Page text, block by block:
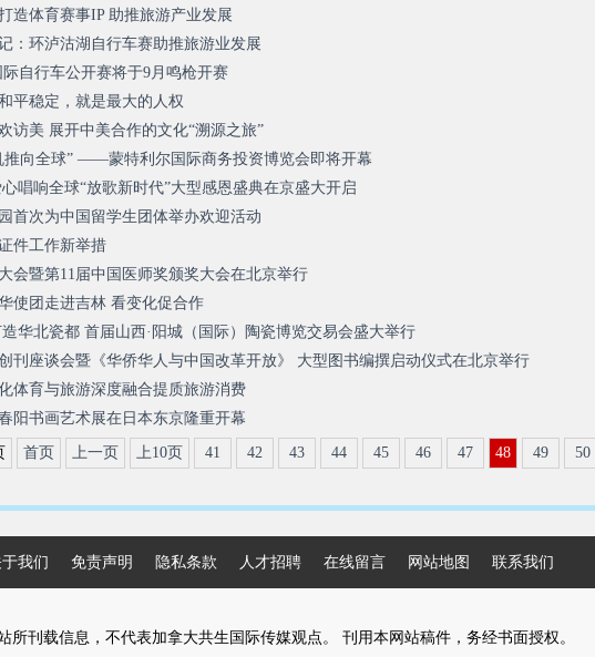
造体育赛事IP 助推旅游产业发展
：环泸沽湖自行车赛助推旅游业发展
际自行车公开赛将于9月鸣枪开赛
平稳定，就是最大的人权
访美 展开中美合作的文化“溯源之旅”
推向全球” ——蒙特利尔国际商务投资博览会即将开幕
唱响全球“放歌新时代”大型感恩盛典在京盛大开启
首次为中国留学生团体举办欢迎活动
件工作新举措
会暨第11届中国医师奖颁奖大会在北京举行
使团走进吉林 看变化促合作
华北瓷都 首届山西·阳城（国际）陶瓷博览交易会盛大举行
刊座谈会暨《华侨华人与中国改革开放》 大型图书编撰启动仪式在北京举行
体育与旅游深度融合提质旅游消费
阳书画艺术展在日本东京隆重开幕
首页 上一页 上10页 41 42 43 44 45 46 47 48 49 50
我们 免责声明 隐私条款 人才招聘 在线留言 网站地图 联系我们
所刊载信息，不代表加拿大共生国际传媒观点。 刊用本网站稿件，务经书面授权。